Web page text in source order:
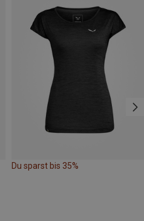
Du sparst bis 35%